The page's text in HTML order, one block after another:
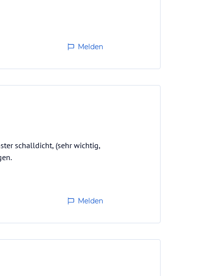
Melden
schalldicht, (sehr wichtig,
Melden